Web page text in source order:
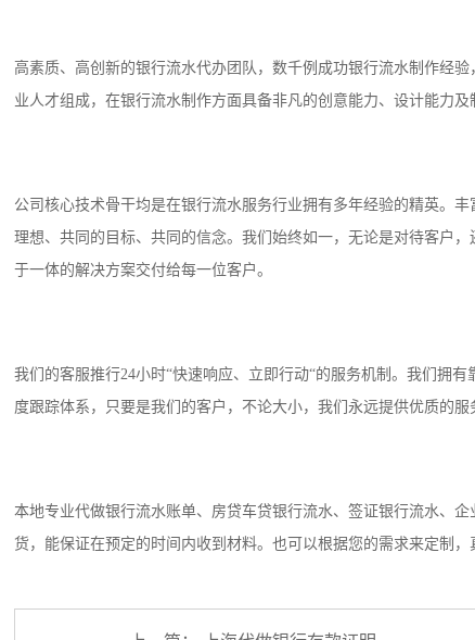
高素质、高创新的银行流水代办团队，数千例成功银行流水制作经
业人才组成，在银行流水制作方面具备非凡的创意能力、设计能力及
公司核心技术骨干均是在银行流水服务行业拥有多年经验的精英。
理想、共同的目标、共同的信念。我们始终如一，无论是对待客户
于一体的解决方案交付给每一位客户。
我们的客服推行24小时“快速响应、立即行动“的服务机制。我们拥
度跟踪体系，只要是我们的客户，不论大小，我们永远提供优质的服
本地专业代做银行流水账单、房贷车贷银行流水、签证银行流水、
货，能保证在预定的时间内收到材料。也可以根据您的需求来定制